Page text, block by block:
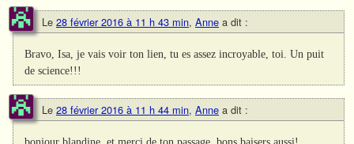
Le 28 février 2016 à 11 h 43 min, Anne a dit :
Bravo, Isa, je vais voir ton lien, tu es assez incroyable, toi. Un puit
de science!!!
Le 28 février 2016 à 11 h 44 min, Anne a dit :